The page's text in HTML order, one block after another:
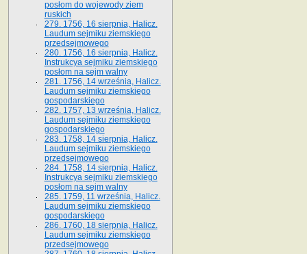
posłom do wojewody ziem
ruskich
279. 1756, 16 sierpnia, Halicz.
Laudum sejmiku ziemskiego
przedsejmowego
280. 1756, 16 sierpnia, Halicz.
Instrukcya sejmiku ziemskiego
posłom na sejm walny
281. 1756, 14 września, Halicz.
Laudum sejmiku ziemskiego
gospodarskiego
282. 1757, 13 września, Halicz.
Laudum sejmiku ziemskiego
gospodarskiego
283. 1758, 14 sierpnia, Halicz.
Laudum sejmiku ziemskiego
przedsejmowego
284. 1758, 14 sierpnia, Halicz.
Instrukcya sejmiku ziemskiego
posłom na sejm walny
285. 1759, 11 września, Halicz.
Laudum sejmiku ziemskiego
gospodarskiego
286. 1760, 18 sierpnia, Halicz.
Laudum sejmiku ziemskiego
przedsejmowego